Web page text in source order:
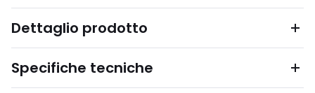
Dettaglio prodotto
Specifiche tecniche